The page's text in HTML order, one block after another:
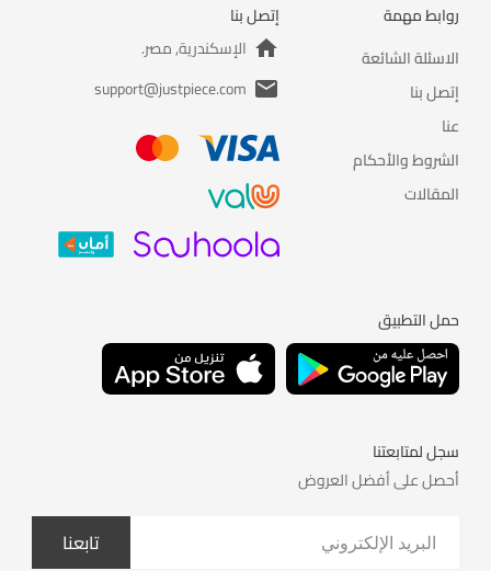
روابط مهمة
الاسئلة الشائعة
إتصل بنا
عنا
الشروط والأحكام
المقالات
إتصل بنا
الإسكندرية, مصر.
support@justpiece.com
حمل التطبيق
سجل لمتابعتنا
أحصل على أفضل العروض
تابعنا